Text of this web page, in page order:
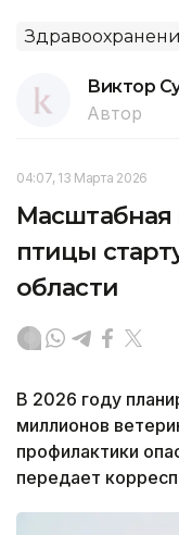
Виктор
Автор
04:07, 13 Марта 2026
Масштабная
птицы
области
В 2026 году
миллионов
профилактики
передает